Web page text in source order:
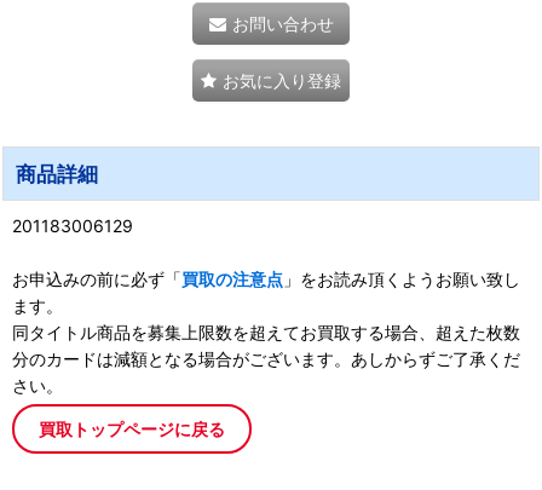
お問い合わせ
お気に入り登録
商品詳細
201183006129
お申込みの前に必ず「買取の注意点 」をお読み頂くようお願い致し
ます。
同タイトル商品を募集上限数を超えてお買取する場合、超えた枚数
分のカードは減額となる場合がございます。あしからずご了承くだ
さい。
買取トップページに戻る